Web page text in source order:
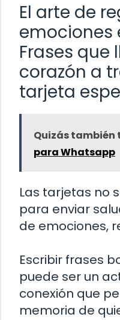
El arte de
emociones
Frases que
corazón a
tarjeta
Quizás también
para Whatsapp
Las tarjetas no
para enviar
de emociones,
Escribir frases
puede ser un
conexión que
memoria de